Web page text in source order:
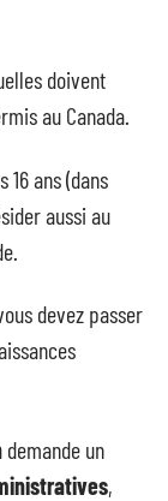
doivent
au Canada.
16 ans (dans
aussi au
devez passer
demande un
,